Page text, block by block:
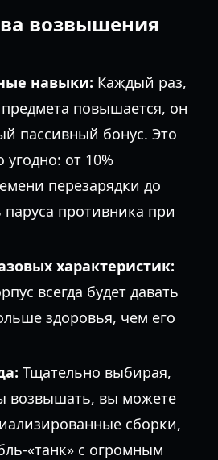
возвышения
навыки: Каждый раз,
предмета повышается, он
пассивный бонус. Это
от 10%
перезарядки до
противника при
характеристик:
всегда будет давать
здоровья, чем его
Тщательно выбирая,
возвышать, вы можете
сборки,
«танк» с огромным